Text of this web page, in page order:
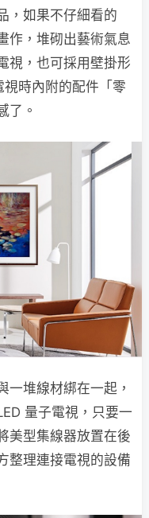
，如果不仔細看的
作，堆砌出藝術氣息
視，也可採用壁掛形
時內附的配件「零
了。
一堆線材綁在一起，
量子電視，只要一
美型集線器放置在後
整理連接電視的設備